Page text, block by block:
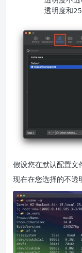
透明度和
假设您在默认配置文
现在在您选择的不透